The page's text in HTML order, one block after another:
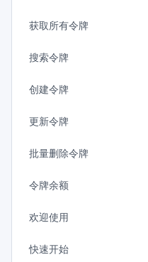
获取所有令牌
搜索令牌
创建令牌
更新令牌
批量删除令牌
令牌余额
欢迎使用
快速开始